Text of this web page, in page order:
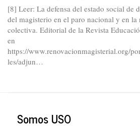
[8] Leer: La defensa del estado social de
del magisterio en el paro nacional y en la
colectiva. Editorial de la Revista
en
https://www.renovacionmagisterial.org/
les/adjun…
Somos USO